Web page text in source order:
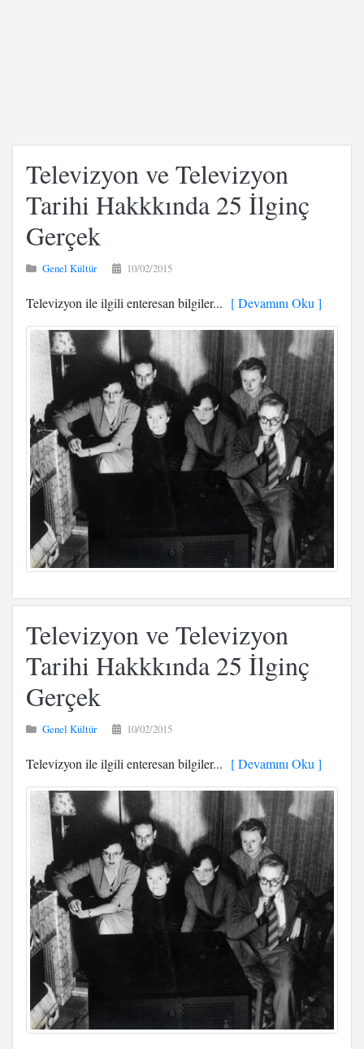
Televizyon ve Televizyon
Tarihi Hakkkında 25 İlginç
Gerçek
Genel Kültür 10/02/2015
Televizyon ile ilgili enteresan bilgiler... [ Devamını Oku ]
Televizyon ve Televizyon
Tarihi Hakkkında 25 İlginç
Gerçek
Genel Kültür 10/02/2015
Televizyon ile ilgili enteresan bilgiler... [ Devamını Oku ]